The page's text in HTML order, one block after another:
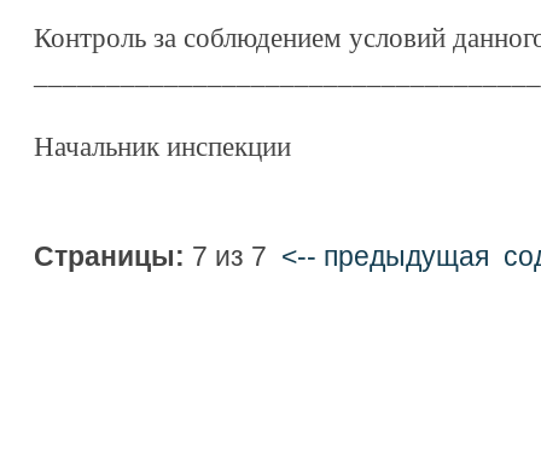
Контроль за соблюдением условий
Начальник инспекции
Страницы: 7 из 7 <-- предыдущая